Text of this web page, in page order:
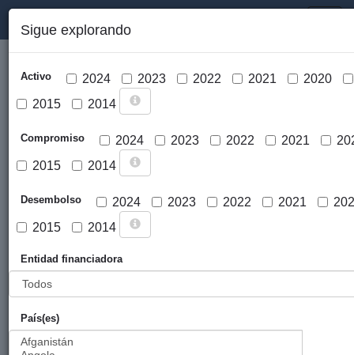
Cargar mapa
Sigue explorando
Activo 2024 2023 2022 2021
2020
2015
2014
Compromiso 2024 2023 2022 2021
2015
2014
Desembolso 2024 2023 2022 2021
2015
2014
Entidad financiadora
País(es)